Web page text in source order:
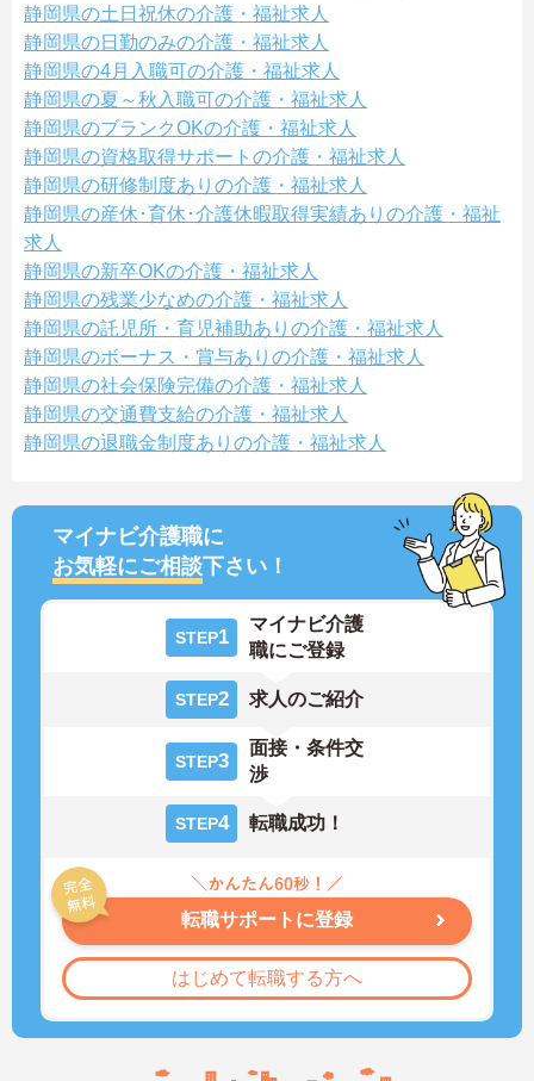
静岡県の土日祝休の介護・福祉求人
静岡県の日勤のみの介護・福祉求人
静岡県の4月入職可の介護・福祉求人
静岡県の夏～秋入職可の介護・福祉求人
静岡県のブランクOKの介護・福祉求人
静岡県の資格取得サポートの介護・福祉求人
静岡県の研修制度ありの介護・福祉求人
静岡県の産休･育休･介護休暇取得実績ありの介護・福祉
求人
静岡県の新卒OKの介護・福祉求人
静岡県の残業少なめの介護・福祉求人
静岡県の託児所・育児補助ありの介護・福祉求人
静岡県のボーナス・賞与ありの介護・福祉求人
静岡県の社会保険完備の介護・福祉求人
静岡県の交通費支給の介護・福祉求人
静岡県の退職金制度ありの介護・福祉求人
マイナビ介護職に
お気軽にご相談下さい！
STEP1
マイナビ介護
職にご登録
STEP2 求人のご紹介
STEP3
面接・条件交
渉
STEP4 転職成功！
転職サポートに登録
はじめて転職する方へ